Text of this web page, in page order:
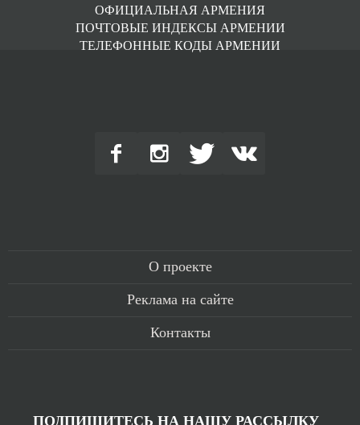
ОФИЦИАЛЬНАЯ АРМЕНИЯ
ПОЧТОВЫЕ ИНДЕКСЫ АРМЕНИИ
ТЕЛЕФОННЫЕ КОДЫ АРМЕНИИ
О проекте
Реклама на сайте
Контакты
ПОДПИШИТЕСЬ НА НАШУ РАССЫЛКУ